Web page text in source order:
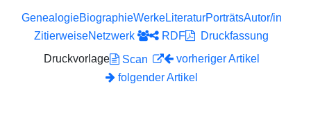
GenealogieBiographieWerkeLiteraturPorträtsAutor/in
ZitierweiseNetzwerk RDF
Druckfassung
Druckvorlage
Scan
vorheriger Artikel
folgender Artikel